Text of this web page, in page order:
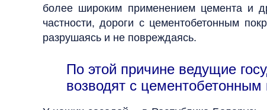
более широким применением цемента и
частности, дороги с цементобетонным
разрушаясь и не повреждаясь.
По этой причине ведущие
возводят с цементобетонным